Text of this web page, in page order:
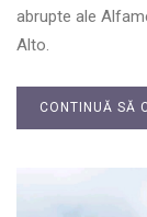
abrupte ale
Alto.
CONTINUĂ SĂ